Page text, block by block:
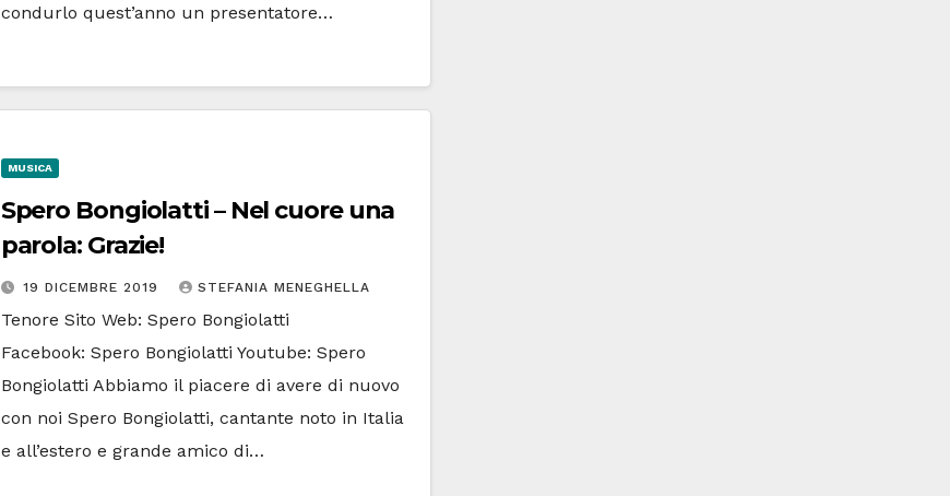
condurlo quest’anno un presentatore…
MUSICA
Spero Bongiolatti – Nel cuore una
parola: Grazie!
19 DICEMBRE 2019 STEFANIA MENEGHELLA
Tenore Sito Web: Spero Bongiolatti
Facebook: Spero Bongiolatti Youtube: Spero
Bongiolatti Abbiamo il piacere di avere di nuovo
con noi Spero Bongiolatti, cantante noto in Italia
e all’estero e grande amico di…